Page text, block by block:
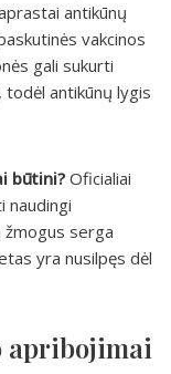
antikūnų
vakcinos
gali sukurti
todėl antikūnų lygis
būtini? Oficialiai
naudingi
žmogus serga
yra nusilpęs dėl
apribojimai